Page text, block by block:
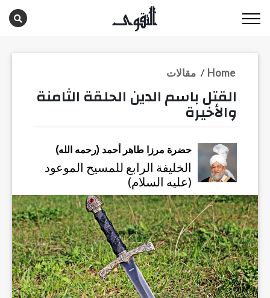
مقالات / Home
القتل باسم الدين الحلقة الثامنة
والأخيرة
حضرة مرزا طاهر أحمد (رحمه الله)
الخليفة الرابع للمسيح الموعود
(عليه السلام)